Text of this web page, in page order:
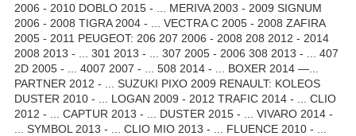
2006 - 2010 DOBLO 2015 - ... MERIVA 2003 - 2009 SIGNUM
2006 - 2008 TIGRA 2004 - ... VECTRA C 2005 - 2008 ZAFIRA
2005 - 2011 PEUGEOT: 206 207 2006 - 2008 208 2012 - 2014
2008 2013 - ... 301 2013 - ... 307 2005 - 2006 308 2013 - ... 407
2D 2005 - ... 4007 2007 - ... 508 2014 - ... BOXER 2014 —...
PARTNER 2012 - ... SUZUKI PIXO 2009 RENAULT: KOLEOS
DUSTER 2010 - ... LOGAN 2009 - 2012 TRAFIC 2014 - ... CLIO
2012 - ... CAPTUR 2013 - ... DUSTER 2015 - ... VIVARO 2014 -
... SYMBOL 2013 - ... CLIO MIO 2013 - ... FLUENCE 2010 - ...